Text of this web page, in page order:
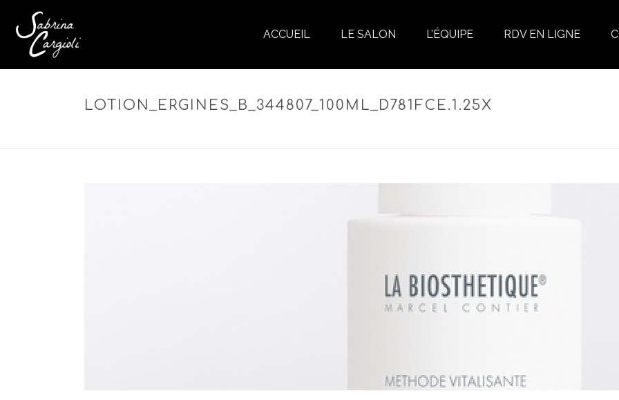
ACCUEIL LE SALON L’ÉQUIPE RDV EN LIGNE
LOTION_ERGINES_B_344807_100ML_D781FCE.1.25X